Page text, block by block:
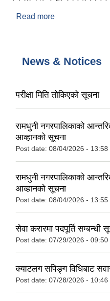
Read more
News & Notices
परीक्षा मिति तोकिएको सूचना
रामधुनी नगरपालिकाको
आव्हानको सूचना
Post date: 08/04/2026 - 13:58
रामधुनी नगरपालिकाको
आव्हानको सूचना
Post date: 08/04/2026 - 13:55
सेवा करारमा पदपूर्ति सम्बन्धी
Post date: 07/29/2026 - 09:50
क्याटलग सपिङ्ग विधिबाट
Post date: 07/28/2026 - 10:46